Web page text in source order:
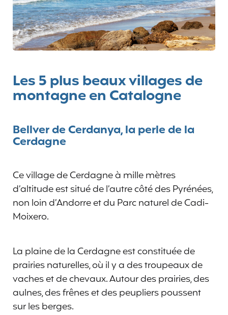
Les 5 plus beaux villages de
montagne en Catalogne
Bellver de Cerdanya, la perle de la
Cerdagne
Ce village de Cerdagne à mille mètres
d’altitude est situé de l’autre côté des Pyrénées,
non loin d’Andorre et du Parc naturel de Cadi-
Moixero.
La plaine de la Cerdagne est constituée de
prairies naturelles, où il y a des troupeaux de
vaches et de chevaux. Autour des prairies, des
aulnes, des frênes et des peupliers poussent
sur les berges.